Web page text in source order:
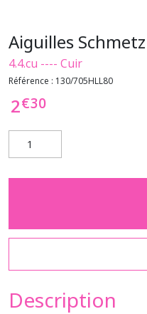
Aiguilles
4.4.cu ---- Cuir
Référence : 130/705HLL80
2€30
Description